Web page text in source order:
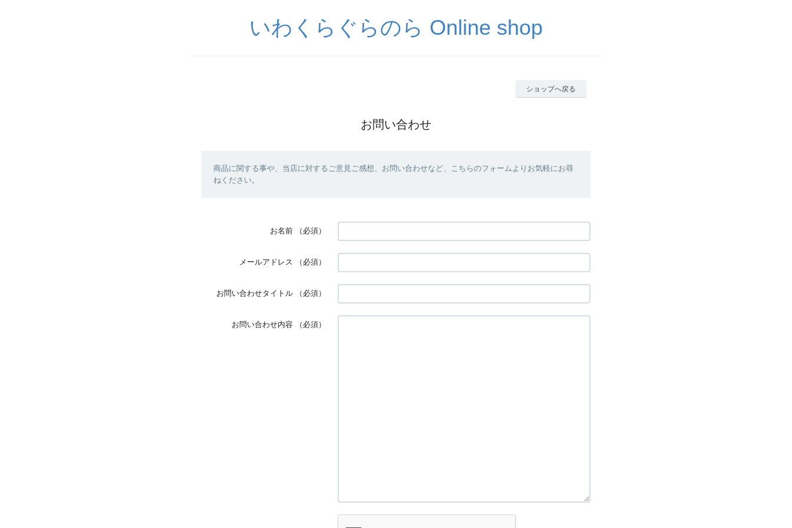
いわくらぐらのら Online shop
ショップへ戻る
お問い合わせ
商品に関する事や、当店に対するご意見ご感想、お問い合わせなど、こちらのフォームよりお気軽にお尋
ねください。
お名前 （必須）
メールアドレス （必須）
お問い合わせタイトル （必須）
お問い合わせ内容 （必須）